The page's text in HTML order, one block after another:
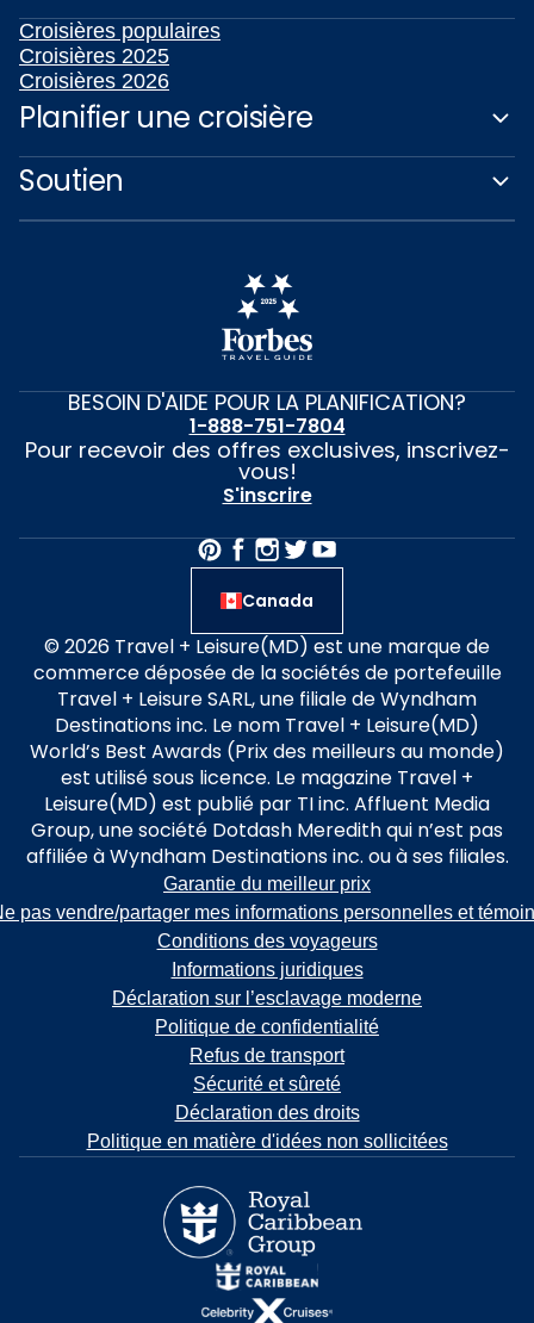
Croisières populaires
Croisières 2025
Croisières 2026
Planifier une croisière
Soutien
BESOIN D'AIDE POUR LA PLANIFICATION?
1-888-751-7804
Pour recevoir des offres exclusives, inscrivez-
vous!
S'inscrire
Canada
© 2026 Travel + Leisure(MD) est une marque de
commerce déposée de la sociétés de portefeuille
Travel + Leisure SARL, une filiale de Wyndham
Destinations inc. Le nom Travel + Leisure(MD)
World’s Best Awards (Prix des meilleurs au monde)
est utilisé sous licence. Le magazine Travel +
Leisure(MD) est publié par TI inc. Affluent Media
Group, une société Dotdash Meredith qui n’est pas
affiliée à Wyndham Destinations inc. ou à ses filiales.
Garantie du meilleur prix
pas vendre/partager mes informations personnelles et
Conditions des voyageurs
Informations juridiques
Déclaration sur l’esclavage moderne
Politique de confidentialité
Refus de transport
Sécurité et sûreté
Déclaration des droits
Politique en matière d'idées non sollicitées